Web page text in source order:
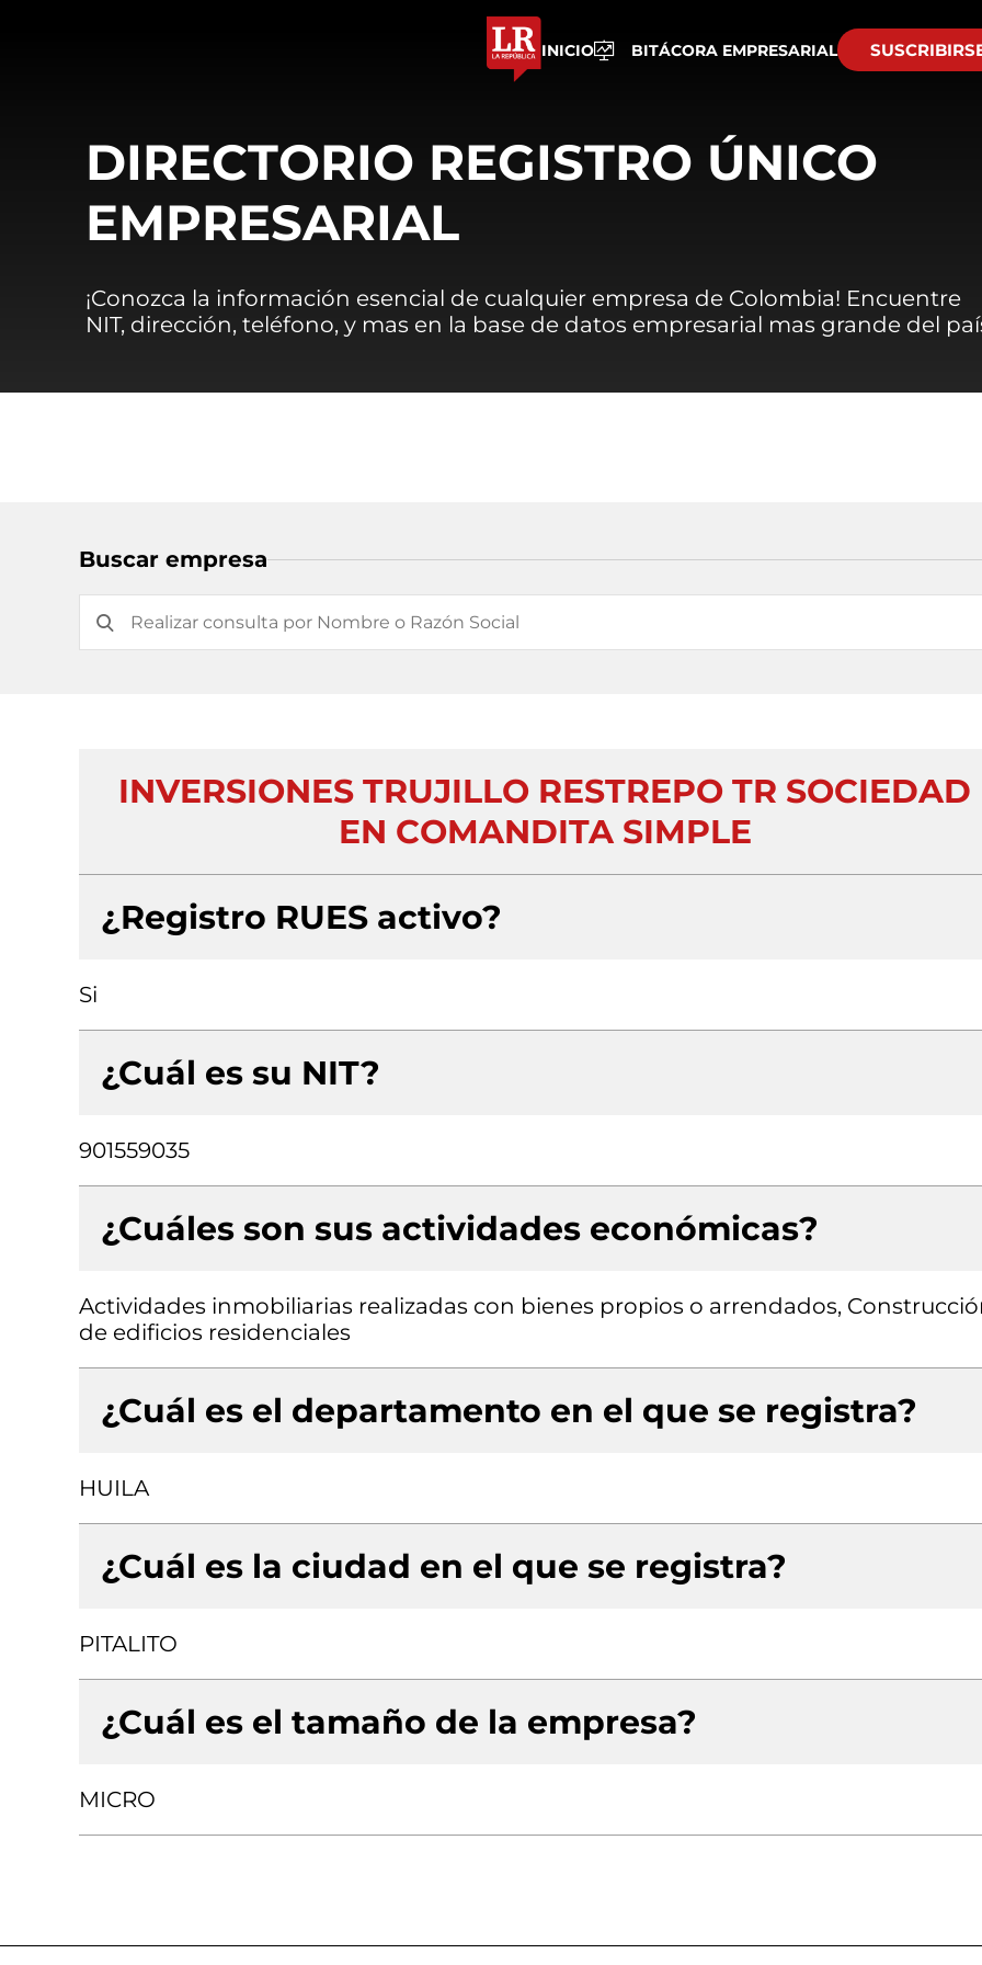
INICIO BITÁCORA EMPRESARIAL
DIRECTORIO REGISTRO ÚNICO
EMPRESARIAL
¡Conozca la información esencial de cualquier empresa de Colombia! Encuentre
NIT, dirección, teléfono, y mas en la base de datos empresarial mas grande del
Buscar empresa
INVERSIONES TRUJILLO RESTREPO TR SOCIEDAD
EN COMANDITA SIMPLE
¿Registro RUES activo?
Si
¿Cuál es su NIT?
901559035
¿Cuáles son sus actividades económicas?
Actividades inmobiliarias realizadas con bienes propios o arrendados,
de edificios residenciales
¿Cuál es el departamento en el que se registra?
HUILA
¿Cuál es la ciudad en el que se registra?
PITALITO
¿Cuál es el tamaño de la empresa?
MICRO